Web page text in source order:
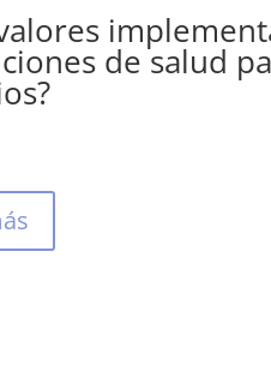
de salud